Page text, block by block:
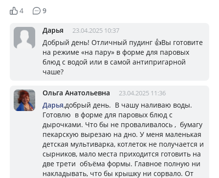
4 9
Дарья 23.04.2025 10:37
Добрый день! Отличный пудинг 👍Вы готовите
на режиме «на пару» в форме для паровых
блюд с водой или в самой антипригарной
чаше?
Ольга Анатольевна 23.04.2025 11:36
Дарья,добрый день. В чашу наливаю воды.
Готовлю в форме для паровых блюд с
дырочками. Что бы не проваливалось , бумагу
пекарскую вырезаю на дно. У меня маленькая
детская мультиварка, котлеток не получается и
сырников, мало места приходится готовить на
две трети объёма формы. Главное полную ни
накладывать, что бы крышку ни сорвало. От